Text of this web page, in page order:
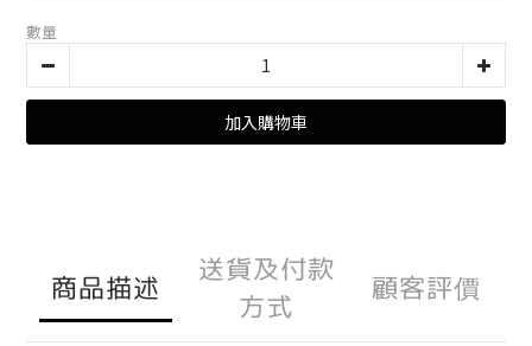
數量
加入購物車
商品描述
送貨及付款
方式
顧客評價